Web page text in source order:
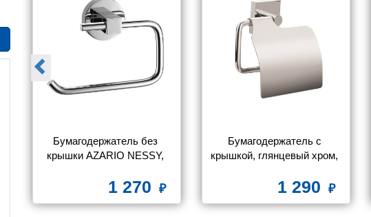
Бумагодержатель без
крышки AZARIO NESSY,
1 270
Бумагодержатель c
крышкой, глянцевый хром,
Milardo, AMUSMC0M43
1 290